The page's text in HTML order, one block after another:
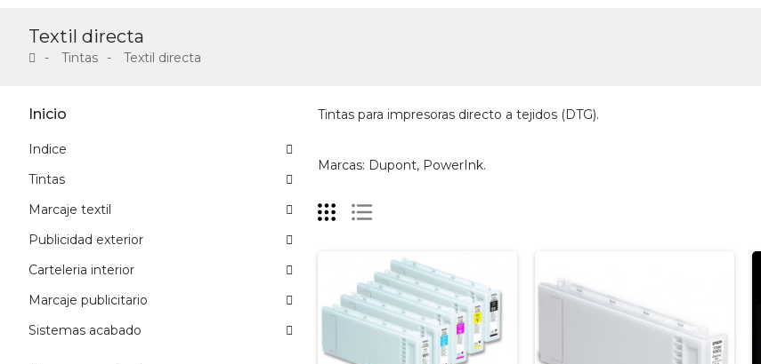
Textil directa
Tintas Textil directa
Inicio
Indice
Tintas
Marcaje textil
Publicidad exterior
Carteleria interior
Marcaje publicitario
Sistemas acabado
Tintas para impresoras directo a tejidos (DTG).
Marcas: Dupont, PowerInk.